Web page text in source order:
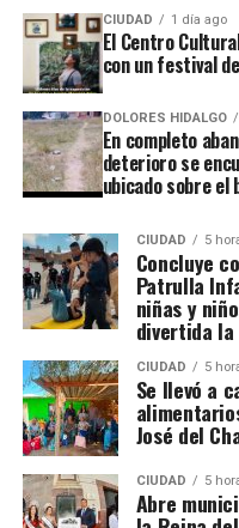
CIUDAD 1 día ago
El Centro
con un festival
DOLORES HIDALGO
En completo
deterioro se
ubicado sobre el
CIUDAD 5
Concluye
Patrulla
niñas y
divertida
CIUDAD 5
Se llevó a
José del
CIUDAD 5
Abre